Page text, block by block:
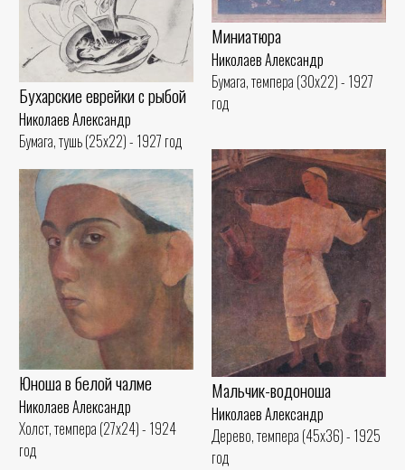
Миниатюра
Николаев Александр
Бумага, темпера (30x22) - 1927
год
Бухарские еврейки с рыбой
Николаев Александр
Бумага, тушь (25x22) - 1927 год
Мальчик-водоноша
Николаев Александр
Дерево, темпера (45x36) - 1925
год
Юноша в белой чалме
Николаев Александр
Холст, темпера (27x24) - 1924
год